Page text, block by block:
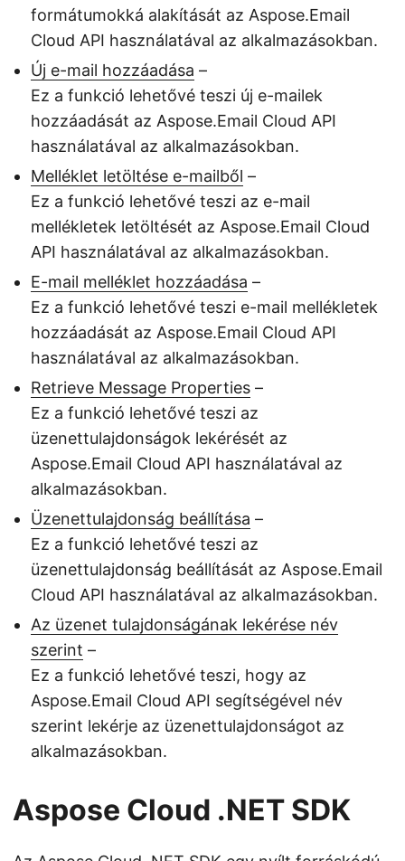
formátumokká alakítását az Aspose.Email
Cloud API használatával az alkalmazásokban.
Új e-mail hozzáadása –
Ez a funkció lehetővé teszi új e-mailek
hozzáadását az Aspose.Email Cloud API
használatával az alkalmazásokban.
Melléklet letöltése e-mailből –
Ez a funkció lehetővé teszi az e-mail
mellékletek letöltését az Aspose.Email Cloud
API használatával az alkalmazásokban.
E-mail melléklet hozzáadása –
Ez a funkció lehetővé teszi e-mail mellékletek
hozzáadását az Aspose.Email Cloud API
használatával az alkalmazásokban.
Retrieve Message Properties –
Ez a funkció lehetővé teszi az
üzenettulajdonságok lekérését az
Aspose.Email Cloud API használatával az
alkalmazásokban.
Üzenettulajdonság beállítása –
Ez a funkció lehetővé teszi az
üzenettulajdonság beállítását az Aspose.Email
Cloud API használatával az alkalmazásokban.
Az üzenet tulajdonságának lekérése név
szerint –
Ez a funkció lehetővé teszi, hogy az
Aspose.Email Cloud API segítségével név
szerint lekérje az üzenettulajdonságot az
alkalmazásokban.
Aspose Cloud .NET SDK